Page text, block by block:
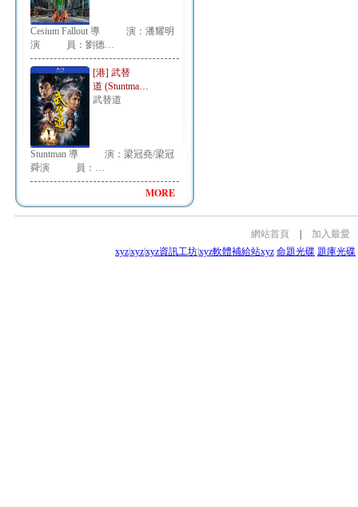
Cesium Fallout 導 演：潘耀明
演 員：劉德…
[港] 武替
道 (Stuntma…
武替道
Stuntman 導 演：梁冠堯/梁冠
舜演 員：…
MORE
網站首頁
加入最愛
xyzxyzxyz資訊工坊xyz軟體補給站xyz 命題光碟 題庫光碟